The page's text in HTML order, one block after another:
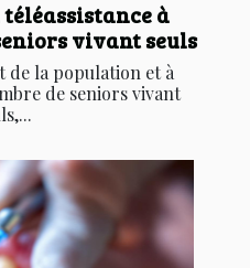
à
vivant seuls
de la population et à
de seniors vivant